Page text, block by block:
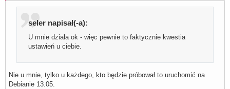
seler napisał(-a):
U mnie działa ok - więc pewnie to faktycznie kwestia
ustawień u ciebie.
Nie u mnie, tylko u każdego, kto będzie próbował to uruchomić na
Debianie 13.05.